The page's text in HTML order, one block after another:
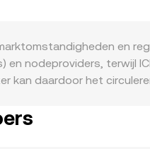
en
nodeproviders, terwijl
kan daardoor het
integraties zoals
ICP is